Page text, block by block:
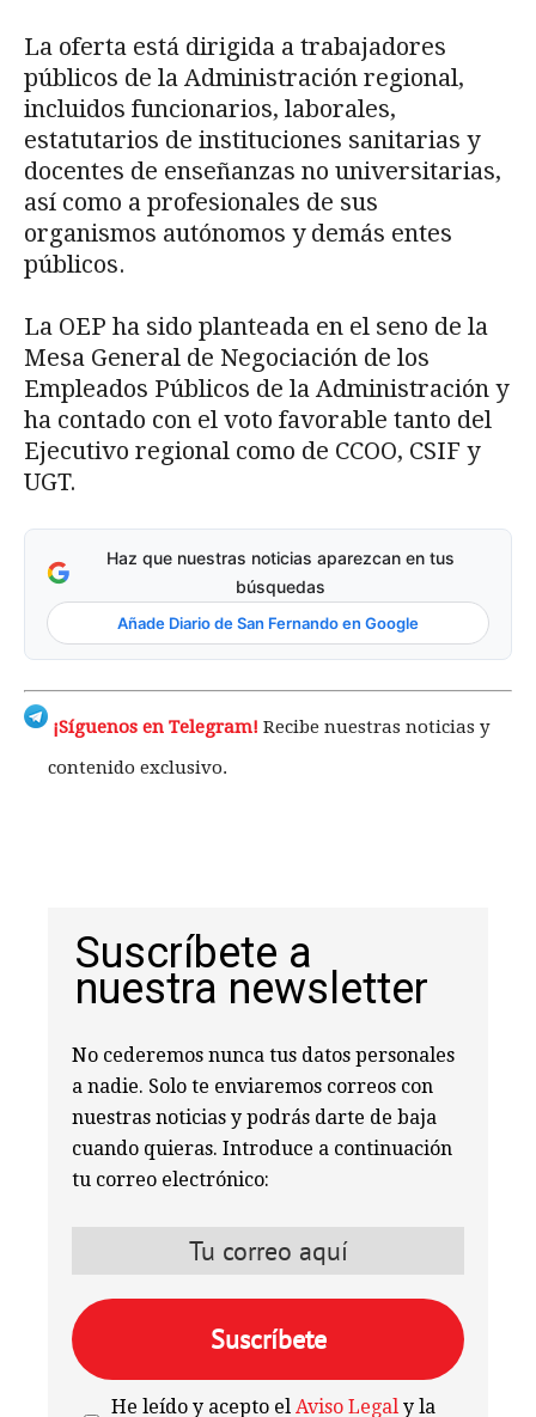
La oferta está dirigida a trabajadores
públicos de la Administración regional,
incluidos funcionarios, laborales,
estatutarios de instituciones sanitarias y
docentes de enseñanzas no universitarias,
así como a profesionales de sus
organismos autónomos y demás entes
públicos.
La OEP ha sido planteada en el seno de la
Mesa General de Negociación de los
Empleados Públicos de la Administración y
ha contado con el voto favorable tanto del
Ejecutivo regional como de CCOO, CSIF y
UGT.
Haz que nuestras noticias aparezcan en tus
búsquedas
Añade Diario de San Fernando en Google
¡Síguenos en Telegram! Recibe nuestras noticias y
contenido exclusivo.
Suscríbete a
nuestra newsletter
No cederemos nunca tus datos personales
a nadie. Solo te enviaremos correos con
nuestras noticias y podrás darte de baja
cuando quieras. Introduce a continuación
tu correo electrónico:
He leído y acepto el Aviso Legal y la